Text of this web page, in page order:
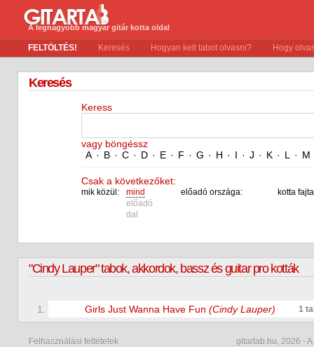
A legnagyobb magyar gitár kotta oldal
FELTÖLTÉS! Keresés Hogyan kell tabot olvasni? Hogy
Keresés
Keress
vagy böngéssz
A · B · C · D · E · F · G · H · I · J · K · L · M
Csak a következőket:
mik közül:
mind
előadó
dal
előadó országa: kotta
"Cindy Lauper" tabok, akkordok, bassz és guitar pro kották
1. Girls Just Wanna Have Fun (Cindy Lauper) 1
Felhasználási feltételek gitartab.hu, 2026 -